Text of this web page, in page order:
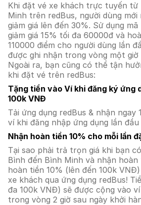
Khi đặt vé xe khách trực tuyến từ
Minh trên redBus, người dùng mới
giảm giá lên đến 30%. Sử dụng
giảm giá 15% tối đa 60000đ và
110000 điểm cho người dùng lần
được ghi nhận trong vòng một giờ
Ngoài ra, bạn cũng có thể tận
khi đặt vé trên redBus:
Tặng tiền vào Ví khi đăng ký ứng
100k VNĐ
Tải ứng dụng redBus & nhận ngay
ví khi đăng nhập ứng dụng lần đầu
Nhận hoàn tiền 10% cho mỗi lần
Tại sao phải trả trọn giá khi bạn
Bình đến Bình Minh và nhận hoàn
hoàn tiền 10% (lên đến 100k
xe khách qua ứng dụng redBus!
đa 100k VNĐ) sẽ được cộng vào
trong vòng 2 giờ sau ngày khởi